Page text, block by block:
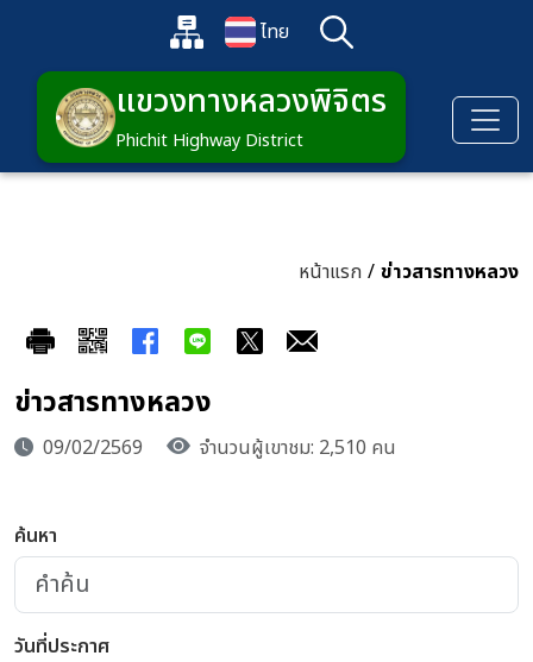
แผนผังเว็บไซต์
เปลี่ยนภาษา
ไทย ค้นหา
เปิดกล่องค้นหาข้อมูลหลักของเว็บไซต์
แขวงทางหลวงพิจิตร
Phichit Highway District
หน้าแรก / ข่าวสารทางหลวง
ข่าวสารทางหลวง
09/02/2569 จำนวนผู้เขาชม: 2,510 คน
ค้นหา
วันที่ประกาศ